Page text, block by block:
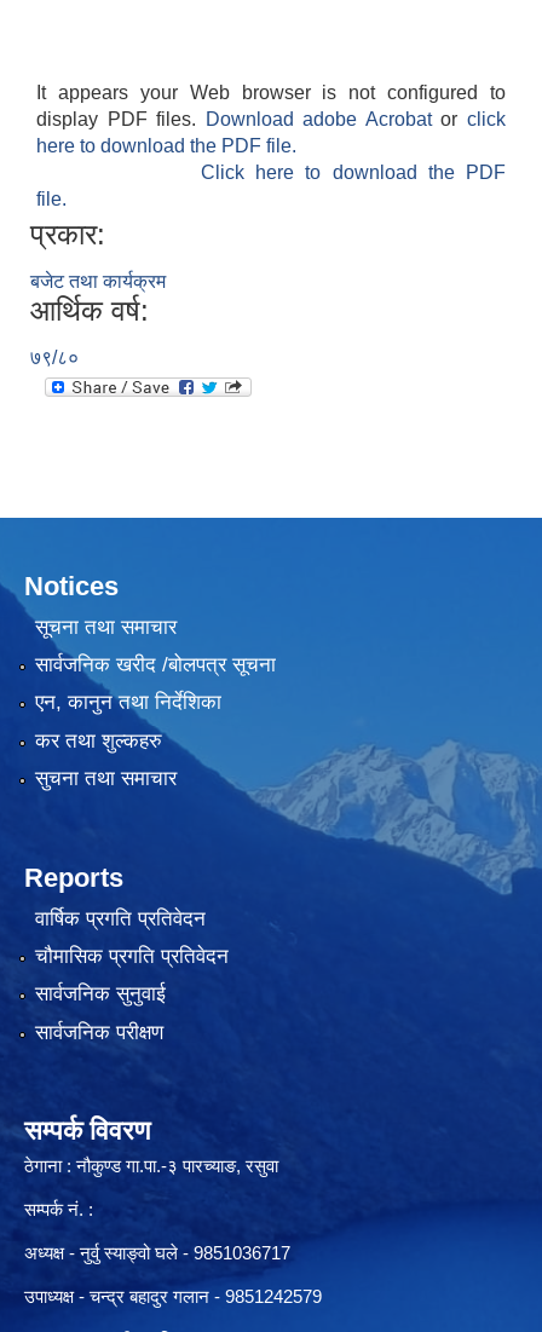
It appears your Web browser is not configured to
display PDF files.
Download adobe Acrobatorclick
here to download the PDF file.
Click here to download the PDF
file.
प्रकार:
बजेट तथा कार्यक्रम
आर्थिक वर्ष:
७९/८०
Notices
सूचना तथा समाचार
सार्वजनिक खरीद /बोलपत्र सूचना
एन, कानुन तथा निर्देशिका
कर तथा शुल्कहरु
सुचना तथा समाचार
Reports
वार्षिक प्रगति प्रतिवेदन
चौमासिक प्रगति प्रतिवेदन
सार्वजनिक सुनुवाई
सार्वजनिक परीक्षण
सम्पर्क विवरण
ठेगाना : नौकुण्ड गा.पा.-३ पारच्याङ, रसुवा
सम्पर्क नं. :
अध्यक्ष - नुर्वु स्याङ्वो घले - 9851036717
उपाध्यक्ष - चन्द्र बहादुर गलान - 9851242579